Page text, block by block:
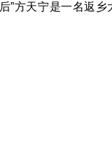
方天宁是一名返